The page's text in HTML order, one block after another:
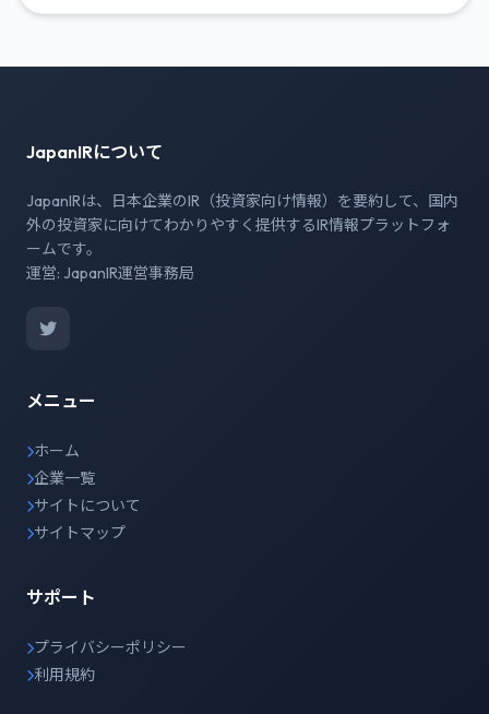
JapanIRについて
JapanIRは、日本企業のIR（投資家向け情報）を要約して、国内
外の投資家に向けてわかりやすく提供するIR情報プラットフォ
ームです。
運営: JapanIR運営事務局
メニュー
ホーム
企業一覧
サイトについて
サイトマップ
サポート
プライバシーポリシー
利用規約